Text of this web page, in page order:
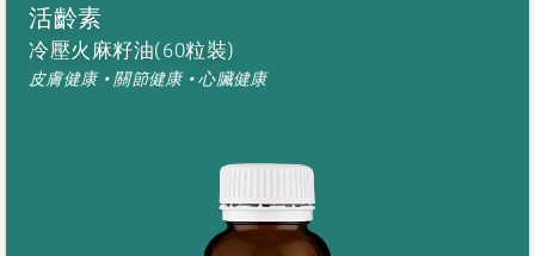
活齡素
冷壓火麻籽油(60粒裝)
皮膚健康 • 關節健康 • 心臟健康